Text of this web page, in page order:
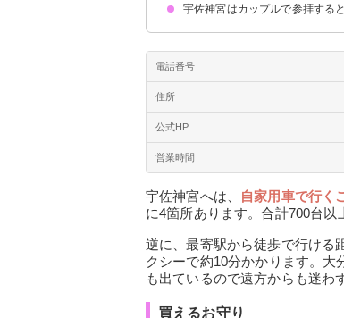
アクセス
買えるお守り
御朱印
宇佐神宮はカップルで参拝する
電話番号
住所
公式HP
営業時間
宇佐神宮へは、 自家用車で行く
に4箇所あります。合計700台以
逆に、最寄駅から徒歩で行ける
クシーで約10分かかります。
も出ているので遠方からも迷わ
買えるお守り